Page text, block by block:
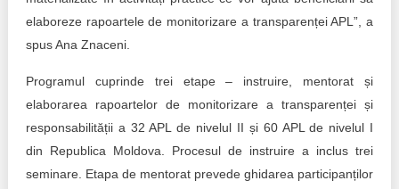
elaboreze rapoartele de monitorizare a transparenței APL”, a
spus Ana Znaceni.
Programul cuprinde trei etape – instruire, mentorat și
elaborarea rapoartelor de monitorizare a transparenței și
responsabilității a 32 APL de nivelul II și 60 APL de nivelul I
din Republica Moldova. Procesul de instruire a inclus trei
seminare. Etapa de mentorat prevede ghidarea participanților